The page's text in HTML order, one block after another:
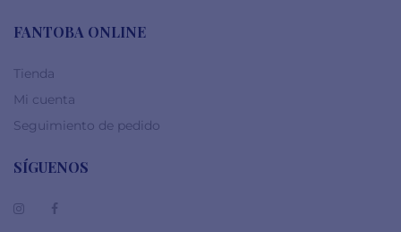
FANTOBA ONLINE
Tienda
Mi cuenta
Seguimiento de pedido
SÍGUENOS